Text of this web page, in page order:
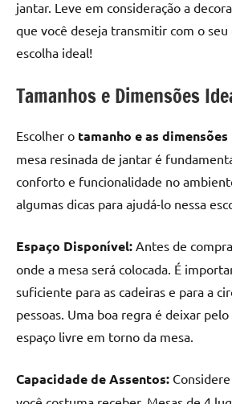
jantar. Leve em consideração a
que você deseja transmitir com o seu
escolha ideal!
Tamanhos e Dimensões
Escolher o tamanho e as dimensões
mesa resinada de jantar é
conforto e funcionalidade no
algumas dicas para ajudá-lo nessa
Espaço Disponível: Antes de
onde a mesa será colocada. É
suficiente para as cadeiras e para a
pessoas. Uma boa regra é deixar
espaço livre em torno da mesa.
Capacidade de Assentos: